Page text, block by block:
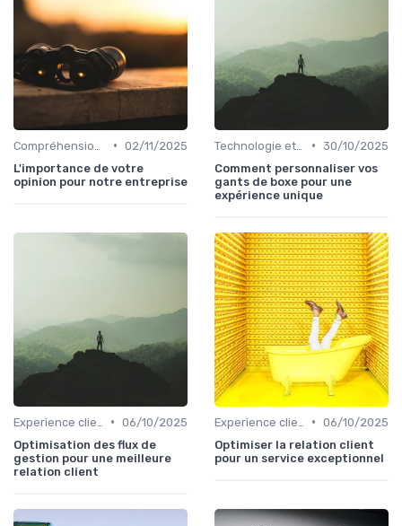
• 02/11/2025
L'importance de votre
opinion pour notre entreprise
• 30/10/2025
Comment personnaliser vos
gants de boxe pour une
expérience unique
• 06/10/2025
Optimisation des flux de
gestion pour une meilleure
relation client
• 06/10/2025
Optimiser la relation client
pour un service exceptionnel